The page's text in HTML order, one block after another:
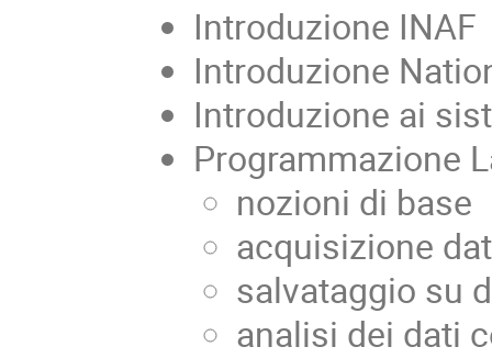
Introduzione INAF
Introduzione
Introduzione ai
Programmazione
nozioni di base
acquisizione
salvataggio su
analisi dei dati